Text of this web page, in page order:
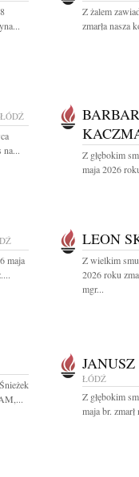
Z żalem
zmarła nasza
ŁÓDŹ
na...
Z głębokim
maja 2026
maja
LEON
Z wielkim
2026 roku
mgr...
ŁÓDŹ
Z głębokim
maja br.